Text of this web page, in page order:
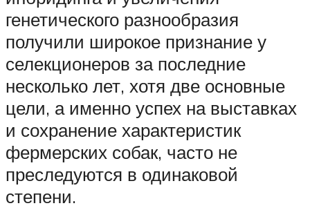
генетического разнообразия
получили широкое признание у
селекционеров за последние
несколько лет, хотя две основные
цели, а именно успех на выставках
и сохранение характеристик
фермерских собак, часто не
преследуются в одинаковой
степени.